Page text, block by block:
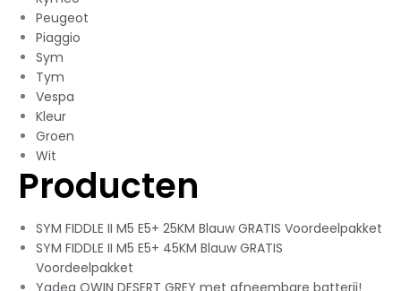
Peugeot
Piaggio
Sym
Tym
Vespa
Kleur
Groen
Wit
Producten
SYM FIDDLE II M5 E5+ 25KM Blauw GRATIS Voordeelpakket
SYM FIDDLE II M5 E5+ 45KM Blauw GRATIS
Voordeelpakket